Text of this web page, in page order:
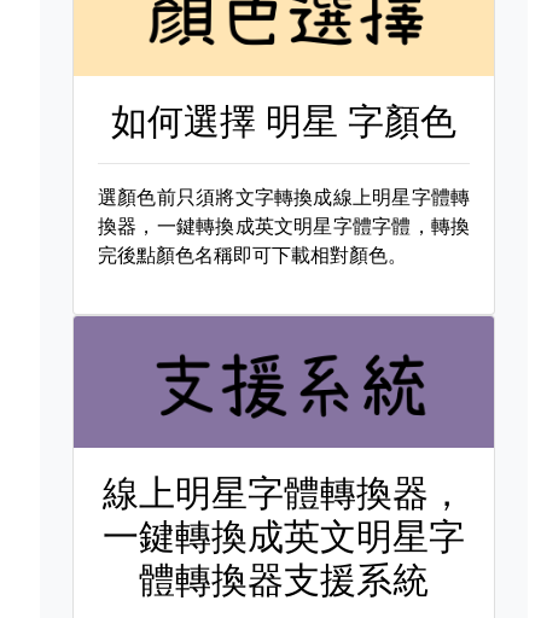
如何選擇 明星 字顏色
選顏色前只須將文字轉換成線上明星字體轉
換器，一鍵轉換成英文明星字體字體，轉換
完後點顏色名稱即可下載相對顏色。
線上明星字體轉換器，
一鍵轉換成英文明星字
體轉換器支援系統